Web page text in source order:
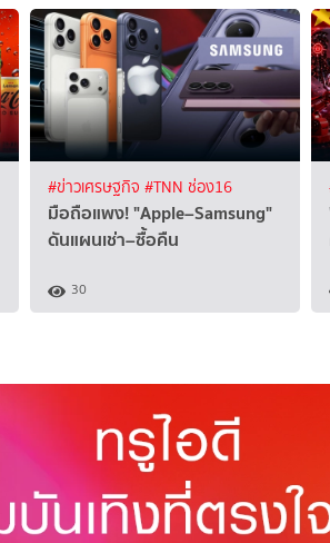
#ข่าวเศรษฐกิจ #TNN ช่อง16
มือถือแพง! "Apple–Samsung"
ดันแผนเช่า–ซื้อคืน
30